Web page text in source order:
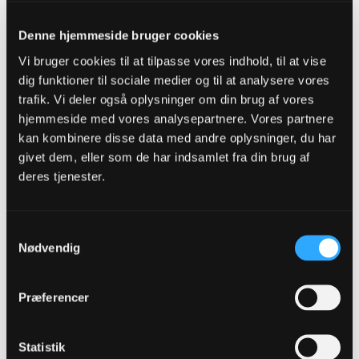
Denne hjemmeside bruger cookies
Vi bruger cookies til at tilpasse vores indhold, til at vise
dig funktioner til sociale medier og til at analysere vores
trafik. Vi deler også oplysninger om din brug af vores
hjemmeside med vores analysepartnere. Vores partnere
kan kombinere disse data med andre oplysninger, du har
givet dem, eller som de har indsamlet fra din brug af
deres tjenester.
Nødvendig
Præferencer
Statistik
- Norbert Elgert -
andlox
Senior Member
Oprettet: Nov 2013 Indlæg:
29-06-2026, 14:13
"Einstellung ist alles. Talent wird überschätzt. Talent ist
Grundvoraussetzung, ohne Talent geht nichts, aber Talent stellt dich
nur in die Tür. Charakter, Einstellung und Fleiß bringen dich hindurch"